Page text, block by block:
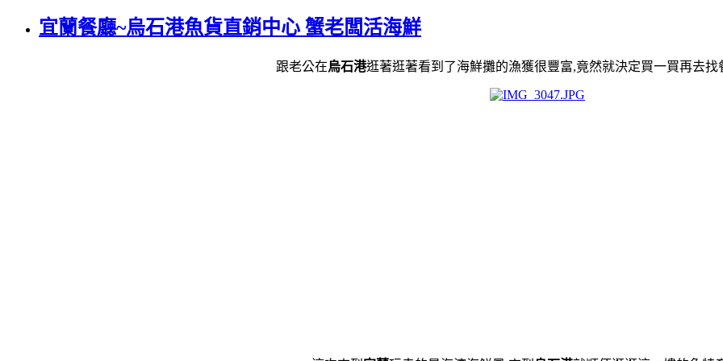
宜蘭餐廳~烏石港魚貨直銷中心 蟹老闆活海鮮
跟老公在烏石港逛著逛著看到了海鮮攤的漁獲很豐富,竟然就決定買一買再去找